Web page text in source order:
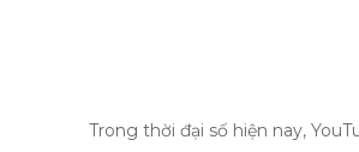
Trong thời đại số hiện nay,